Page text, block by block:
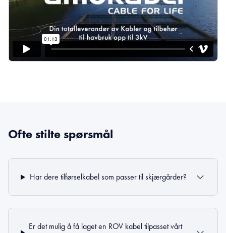
Ofte stilte spørsmål
Har dere tilførselkabel som passer til skjærgårder?
Er det mulig å få laget en ROV kabel tilpasset vårt